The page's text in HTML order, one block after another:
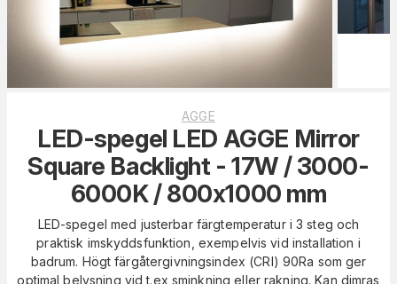
AGGE
LED-spegel LED AGGE Mirror
Square Backlight - 17W / 3000-
6000K / 800x1000 mm
LED-spegel med justerbar färgtemperatur i 3 steg och
praktisk imskyddsfunktion, exempelvis vid installation i
badrum. Högt färgåtergivningsindex (CRI) 90Ra som ger
optimal belysning vid t.ex sminkning eller rakning. Kan dimras